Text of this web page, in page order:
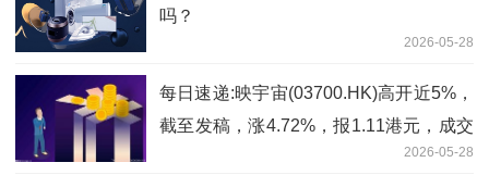
吗？
2026-05-28
每日速递:映宇宙(03700.HK)高开近5%，
截至发稿，涨4.72%，报1.11港元，成交
2026-05-28